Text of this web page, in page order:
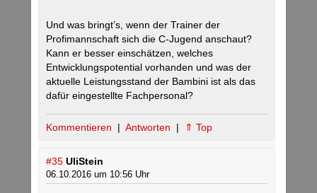
Und was bringt’s, wenn der Trainer der
Profimannschaft sich die C-Jugend anschaut?
Kann er besser einschätzen, welches
Entwicklungspotential vorhanden und was der
aktuelle Leistungsstand der Bambini ist als das
dafür eingestellte Fachpersonal?
Kommentieren | Antworten | ⇑ Top
#35 UliStein
06.10.2016 um 10:56 Uhr